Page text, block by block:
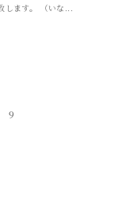
ます。 （いな...
9